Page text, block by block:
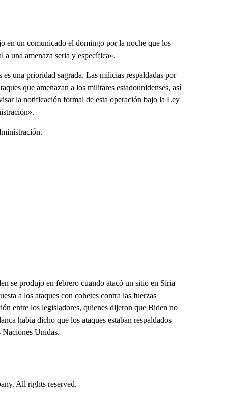
en un comunicado el domingo por la noche que los
a una amenaza seria y específica».
una prioridad sagrada. Las milicias respaldadas por
que amenazan a los militares estadounidenses, así
la notificación formal de esta operación bajo la Ley
se produjo en febrero cuando atacó un sitio en Siria
a los ataques con cohetes contra las fuerzas
entre los legisladores, quienes dijeron que Biden no
había dicho que los ataques estaban respaldados
Unidas.
All rights reserved.